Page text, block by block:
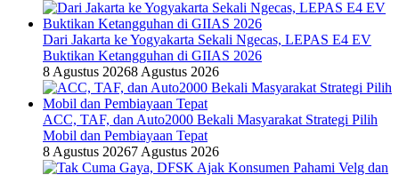
Dari Jakarta ke Yogyakarta Sekali Ngecas, LEPAS E4 EV
Buktikan Ketangguhan di GIIAS 2026
8 Agustus 20268 Agustus 2026
ACC, TAF, dan Auto2000 Bekali Masyarakat Strategi Pilih
Mobil dan Pembiayaan Tepat
8 Agustus 20267 Agustus 2026